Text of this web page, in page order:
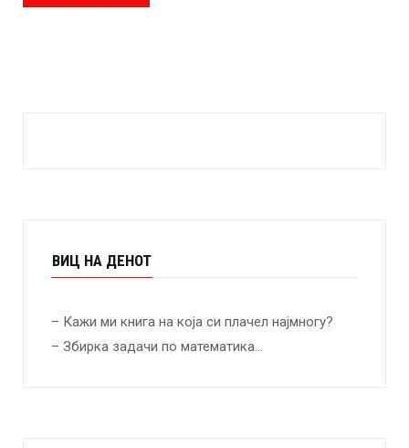
ВИЦ НА ДЕНОТ
– Кажи ми книга на која си плачел најмногу?
– Збирка задачи по математика…